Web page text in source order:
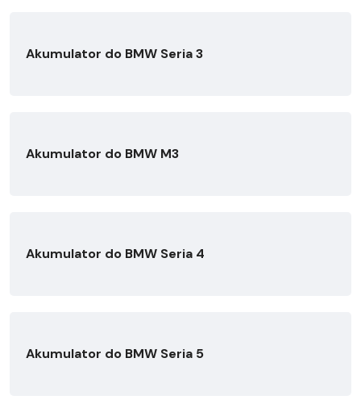
Akumulator do BMW Seria 3
Akumulator do BMW M3
Akumulator do BMW Seria 4
Akumulator do BMW Seria 5